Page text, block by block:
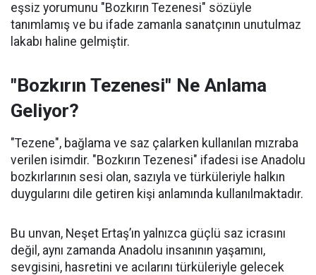
eşsiz yorumunu "Bozkırın Tezenesi" sözüyle
tanımlamış ve bu ifade zamanla sanatçının unutulmaz
lakabı haline gelmiştir.
"Bozkırın Tezenesi" Ne Anlama
Geliyor?
"Tezene", bağlama ve saz çalarken kullanılan mızraba
verilen isimdir. "Bozkırın Tezenesi" ifadesi ise Anadolu
bozkırlarının sesi olan, sazıyla ve türküleriyle halkın
duygularını dile getiren kişi anlamında kullanılmaktadır.
Bu unvan, Neşet Ertaş’ın yalnızca güçlü saz icrasını
değil, aynı zamanda Anadolu insanının yaşamını,
sevgisini, hasretini ve acılarını türküleriyle gelecek